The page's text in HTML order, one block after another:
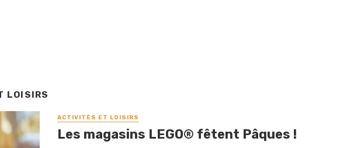
LOISIRS
ACTIVITÉS ET LOISIRS
Les magasins LEGO® fêtent Pâques !